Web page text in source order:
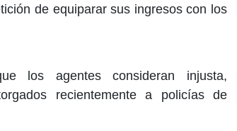
de equiparar sus ingresos con los
los agentes consideran injusta,
recientemente a policías de